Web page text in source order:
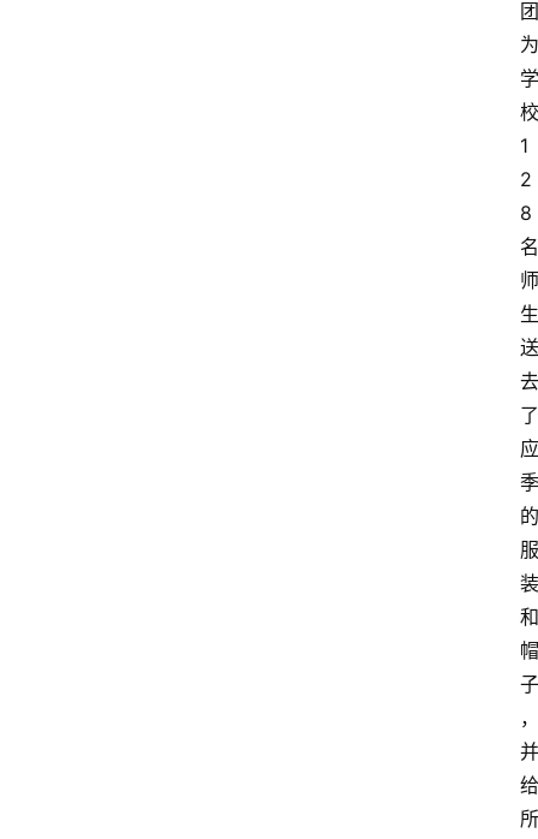
团
为
学
校
1
2
8
名
师
生
送
去
了
应
季
的
服
装
和
帽
子
，
并
给
所